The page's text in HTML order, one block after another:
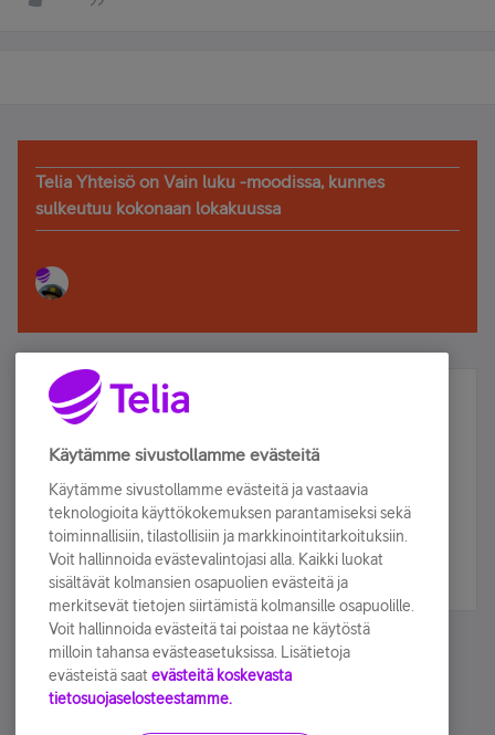
Telia Yhteisö on Vain luku -moodissa, kunnes
sulkeutuu kokonaan lokakuussa
Älä jää paitsi – osallistu ja voita!
Tilaa Telian uutiskirje ja olet mukana arvonnassa.
sähköpostiisi.
Tilaa nyt
Käytämme sivustollamme evästeitä
Käytämme sivustollamme evästeitä ja vastaavia
teknologioita käyttökokemuksen parantamiseksi sekä
toiminnallisiin, tilastollisiin ja markkinointitarkoituksiin.
Voit hallinnoida evästevalintojasi alla. Kaikki luokat
sisältävät kolmansien osapuolien evästeitä ja
merkitsevät tietojen siirtämistä kolmansille osapuolille.
Voit hallinnoida evästeitä tai poistaa ne käytöstä
milloin tahansa evästeasetuksissa. Lisätietoja
evästeistä saat evästeitä koskevasta
tietosuojaselosteestamme.